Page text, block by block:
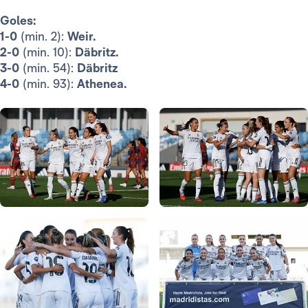
Goles:
1-0 (min. 2): Weir.
2-0 (min. 10): Däbritz.
3-0 (min. 54): Däbritz
4-0 (min. 93): Athenea.